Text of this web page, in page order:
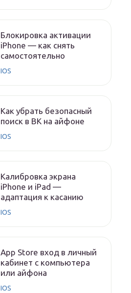
Блокировка активации
iPhone — как снять
самостоятельно
IOS
Как убрать безопасный
поиск в ВК на айфоне
IOS
Калибровка экрана
iPhone и iPad —
адаптация к касанию
IOS
App Store вход в личный
кабинет с компьютера
или айфона
IOS